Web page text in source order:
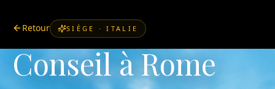
Retour SIÈGE · ITALIE
Conseil à Rome